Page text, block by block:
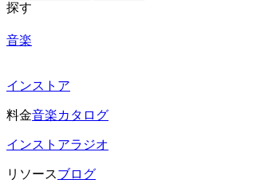
探す
音楽
インストア
料金音楽カタログ
インストアラジオ
リソースブログ